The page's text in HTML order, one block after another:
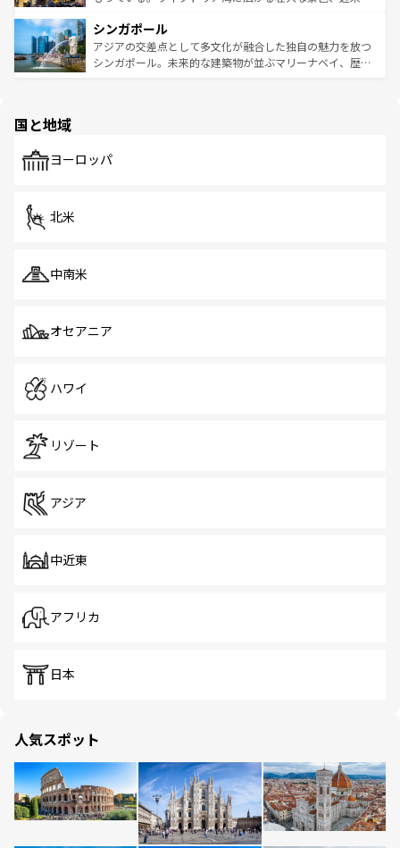
参照してほしい。
激する。気候は一年中温暖で、どの季節にも異なる楽しみ
が待っている。親しみやすいタイの人々、仏教を中心とし
た文化、そして多様な観光資源が、訪れる旅人を魅了し続
み、どこを訪れても感動するはず。観光スポットが密集し
ており、効率よく見どころを回れるのも魅力。息をのむよ
うな絶景から文化的な体験まで、香港を存分に楽しみ尽く
シンガポール
アジアの交差点として多文化が融合した独自の魅力を放つ
シンガポール。未来的な建築物が並ぶマリーナベイ、歴史
で、ホーカーズは地元の風情を楽しめる外せないスポット
国と地域
ヨーロッパ
北米
中南米
オセアニア
ハワイ
リゾート
アジア
中近東
アフリカ
日本
人気スポット